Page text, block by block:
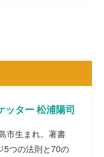
ッター 松浦陽司
市生まれ。著書
5つの法則と70の